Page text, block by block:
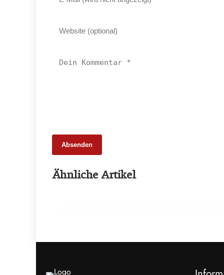
Absenden
Ähnliche Artikel
Weniger Tiere, mehr Schlachtungen: